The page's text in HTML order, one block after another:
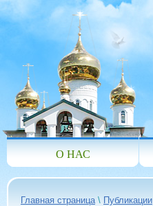
О НАС
Главная страница\ Публикации